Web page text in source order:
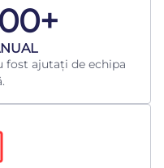
fost ajutați de echipa